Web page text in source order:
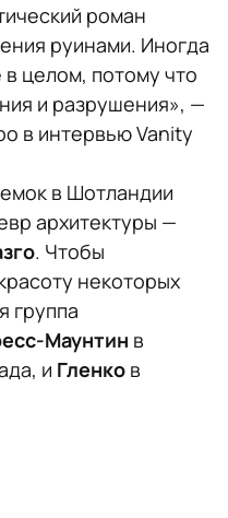
роман
руинами. Иногда
целом, потому что
и разрушения», —
в интервью Vanity
в Шотландии
архитектуры —
. Чтобы
некоторых
группа
Маунтин в
и Гленко в